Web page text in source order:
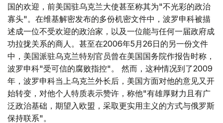
国的欢迎，前美国驻乌克兰大使甚至称其为"不光彩的政治
寡头"。在维基解密发布的多份机密文件中，波罗申科被描
述成一位不受欢迎的政治家，以及一位能与任何一届政府成
功拉拢关系的商人。甚至在2006年5月26日的另一份文件
中，美国派驻乌克兰特别官员曾在美国国务院作报告时称，
波罗申科"受可信的腐败指控"。 然而，这种情况到了2009
年，波罗申科当上乌克兰外长后，美国方面对他的意见又开
始转变，对他个人特质表示赞许，称他"有雄厚财力且有广
泛政治基础，期望入欧盟，采取更实用主义的方式与俄罗斯
保持联系"。